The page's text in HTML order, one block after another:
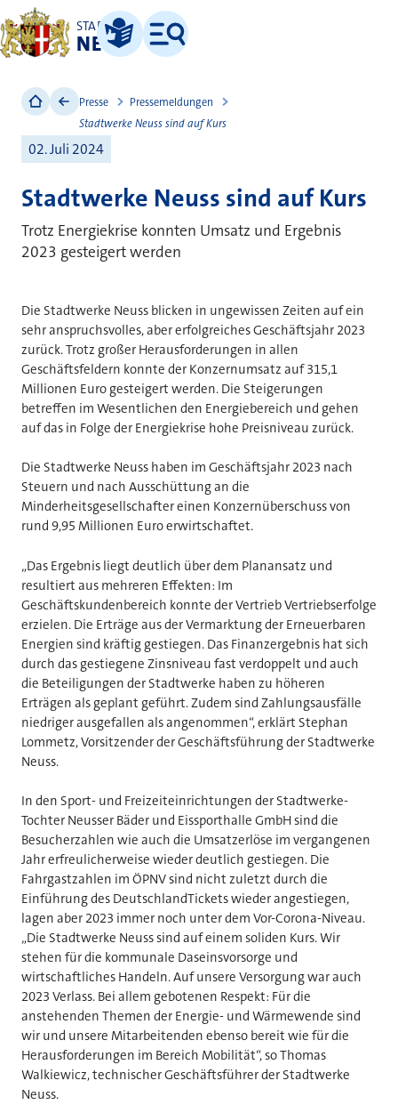
STADT
NEUSS
Leichte Sprache
Menü
Presse
Pressemeldungen
Stadtwerke Neuss sind auf Kurs
02. Juli 2024
Stadtwerke Neuss sind auf Kurs
Trotz Energiekrise konnten Umsatz und Ergebnis
2023 gesteigert werden
Die Stadtwerke Neuss blicken in ungewissen Zeiten auf ein
sehr anspruchsvolles, aber erfolgreiches Geschäftsjahr 2023
zurück. Trotz großer Herausforderungen in allen
Geschäftsfeldern konnte der Konzernumsatz auf 315,1
Millionen Euro gesteigert werden. Die Steigerungen
betreffen im Wesentlichen den Energiebereich und gehen
auf das in Folge der Energiekrise hohe Preisniveau zurück.
Die Stadtwerke Neuss haben im Geschäftsjahr 2023 nach
Steuern und nach Ausschüttung an die
Minderheitsgesellschafter einen Konzernüberschuss von
rund 9,95 Millionen Euro erwirtschaftet.
„Das Ergebnis liegt deutlich über dem Planansatz und
resultiert aus mehreren Effekten: Im
Geschäftskundenbereich konnte der Vertrieb Vertriebserfolge
erzielen. Die Erträge aus der Vermarktung der Erneuerbaren
Energien sind kräftig gestiegen. Das Finanzergebnis hat sich
durch das gestiegene Zinsniveau fast verdoppelt und auch
die Beteiligungen der Stadtwerke haben zu höheren
Erträgen als geplant geführt. Zudem sind Zahlungsausfälle
niedriger ausgefallen als angenommen“, erklärt Stephan
Lommetz, Vorsitzender der Geschäftsführung der Stadtwerke
Neuss.
In den Sport- und Freizeiteinrichtungen der Stadtwerke-
Tochter Neusser Bäder und Eissporthalle GmbH sind die
Besucherzahlen wie auch die Umsatzerlöse im vergangenen
Jahr erfreulicherweise wieder deutlich gestiegen. Die
Fahrgastzahlen im ÖPNV sind nicht zuletzt durch die
Einführung des DeutschlandTickets wieder angestiegen,
lagen aber 2023 immer noch unter dem Vor-Corona-Niveau.
„Die Stadtwerke Neuss sind auf einem soliden Kurs. Wir
stehen für die kommunale Daseinsvorsorge und
wirtschaftliches Handeln. Auf unsere Versorgung war auch
2023 Verlass. Bei allem gebotenen Respekt: Für die
anstehenden Themen der Energie- und Wärmewende sind
wir und unsere Mitarbeitenden ebenso bereit wie für die
Herausforderungen im Bereich Mobilität“, so Thomas
Walkiewicz, technischer Geschäftsführer der Stadtwerke
Neuss.